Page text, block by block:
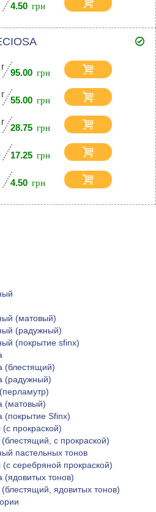
4.50
95.00
55.00
28.75
17.25
4.50
(матовый)
(радужный)
(покрытие sfinx)
(блестящий)
(радужный)
(матовый)
(покрытие Sfinx)
прокраской)
с прокраской)
пастельных тонов
серебряной прокраской)
(ядовитых тонов)
ядовитых тонов)